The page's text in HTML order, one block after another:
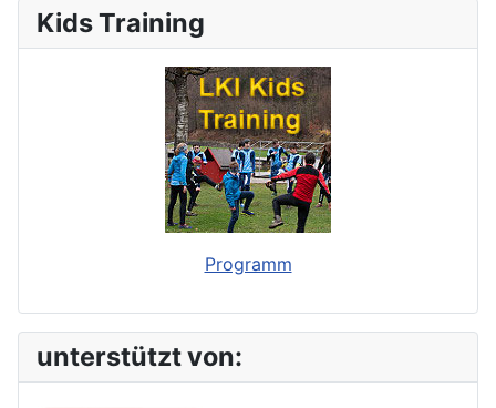
Kids Training
Programm
unterstützt von: